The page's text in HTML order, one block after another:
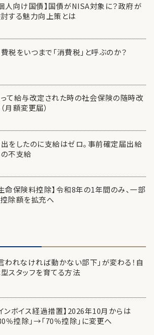
人向け国債】国債がNISA対象に？政府が
する魅力向上策とは
税をいつまで「消費税」と呼ぶのか？
て給与改定された時の社会保険の随時改
月額変更届）
をしたのに支給はゼロ。事前確定届出給
不支給
命保険料控除】令和8年の1年間のみ、一部
除額を拡充へ
われなければ動かない部下」が変わる！自
スタッフを育てる方法
ンボイス経過措置】2026年10月からは
％控除」→「70％控除」に変更へ